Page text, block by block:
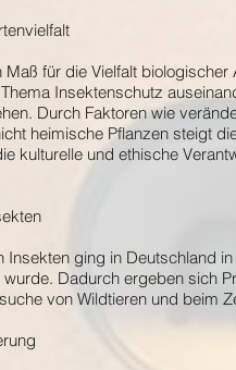
Maß für die Vielfalt
Insektenschutz
Durch Faktoren wie
heimische Pflanzen steigt
kulturelle und ethische
Insekten ging in Deutschland
Dadurch ergeben sich
von Wildtieren und beim